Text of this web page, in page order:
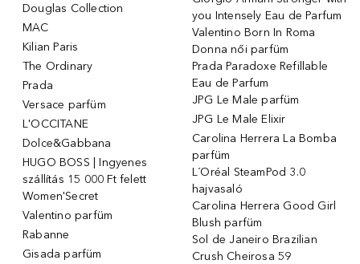
Douglas Collection
MAC
Kilian Paris
The Ordinary
Prada
Versace parfüm
L'OCCITANE
Dolce&Gabbana
HUGO BOSS | Ingyenes
szállítás 15 000 Ft felett
Women'Secret
Valentino parfüm
Rabanne
Gisada parfüm
you Intensely Eau de Parfum
Valentino Born In Roma
Donna női parfüm
Prada Paradoxe Refillable
Eau de Parfum
JPG Le Male parfüm
JPG Le Male Elixir
Carolina Herrera La Bomba
parfüm
L´Oréal SteamPod 3.0
hajvasaló
Carolina Herrera Good Girl
Blush parfüm
Sol de Janeiro Brazilian
Crush Cheirosa 59